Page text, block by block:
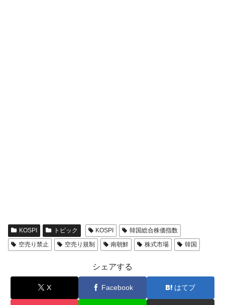
KOSPI トピック KOSPI
韓国総合株価指数
空売り禁止
空売り規制 南朝鮮 株式市場 韓国
シェアする
X Facebook はてブ